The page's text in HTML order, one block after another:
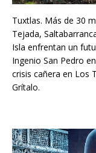
Tuxtlas. Más de 30
Tejada,
Isla enfrentan un
Ingenio San Pedro
crisis cañera en Los
Grítalo.